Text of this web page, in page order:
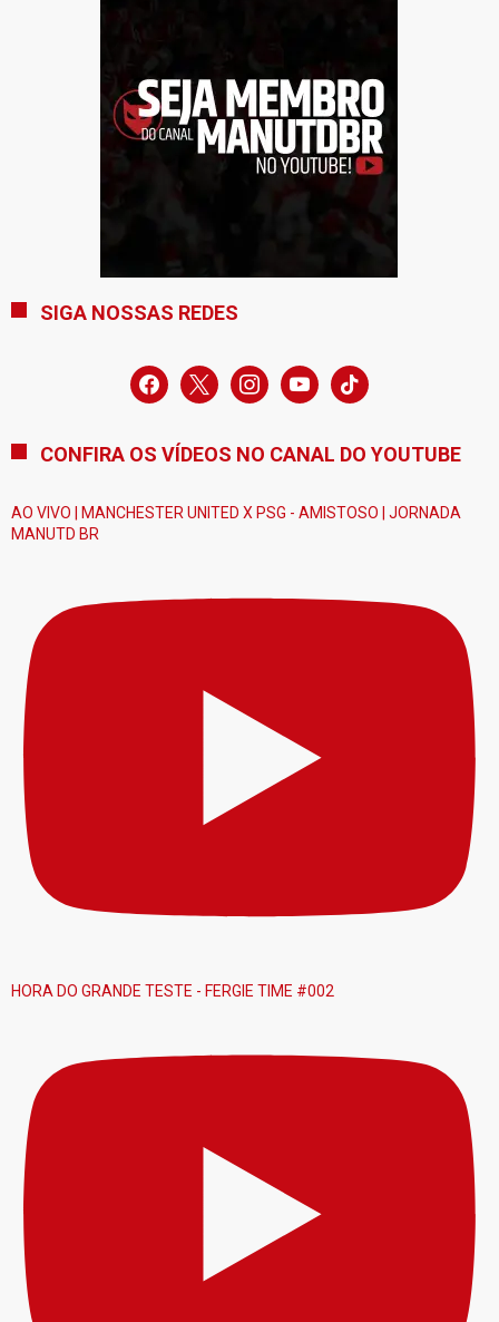
SIGA NOSSAS REDES
facebook
x instagramyoutubetiktok
CONFIRA OS VÍDEOS NO CANAL DO YOUTUBE
AO VIVO | MANCHESTER UNITED X PSG - AMISTOSO | JORNADA
MANUTD BR
HORA DO GRANDE TESTE - FERGIE TIME #002